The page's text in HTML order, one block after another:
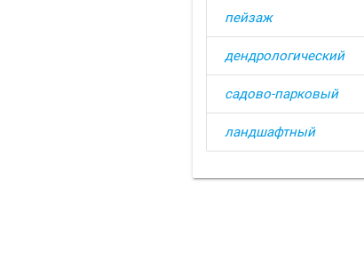
пейзаж
дендрологический
садово-парковый
ландшафтный